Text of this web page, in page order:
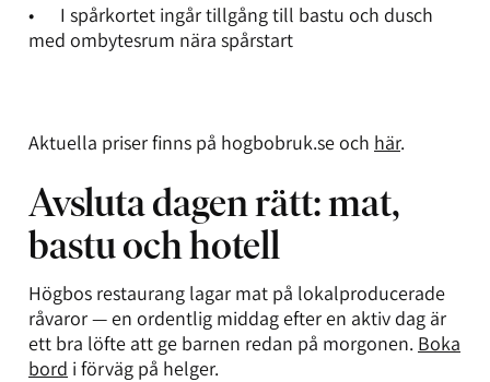
• I spårkortet ingår tillgång till bastu och dusch
med ombytesrum nära spårstart
Aktuella priser finns på hogbobruk.se och här.
Avsluta dagen rätt: mat,
bastu och hotell
Högbos restaurang lagar mat på lokalproducerade
råvaror — en ordentlig middag efter en aktiv dag är
ett bra löfte att ge barnen redan på morgonen. Boka
bord i förväg på helger.